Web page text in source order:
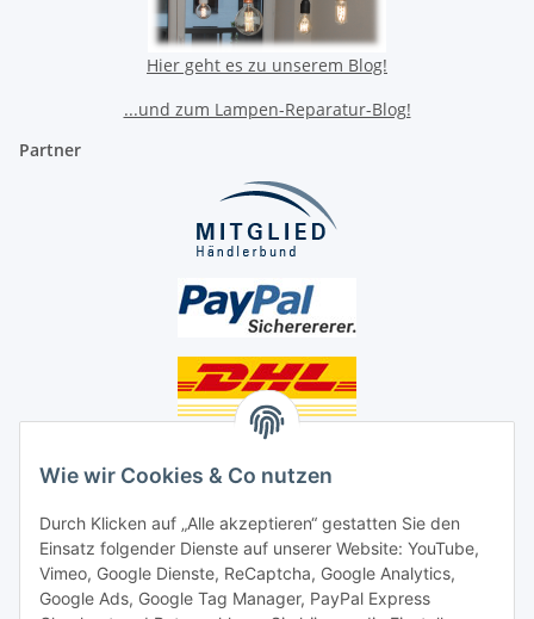
Wie wir Cookies & Co nutzen
Durch Klicken auf „Alle akzeptieren“ gestatten Sie den
Einsatz folgender Dienste auf unserer Website: YouTube,
Vimeo, Google Dienste, ReCaptcha, Google Analytics,
Google Ads, Google Tag Manager, PayPal Express
Hier geht es zu unserem Blog!
...und zum Lampen-Reparatur-Blog!
Partner
Social Media
Unsere Dienstleistungen